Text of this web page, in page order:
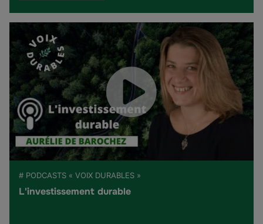
# PODCASTS « VOIX DURABLES »
L'investissement durable